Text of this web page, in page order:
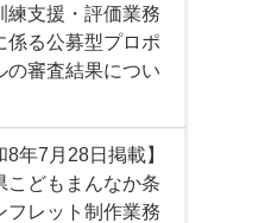
練支援・評価業務
係る公募型プロポ
の審査結果につい
8年7月28日掲載】
こどもまんなか条
フレット制作業務